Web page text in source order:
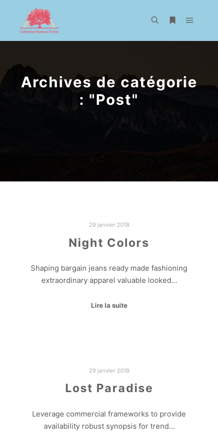
Archives de catégorie
: "Post"
29 janvier 2018
Night Colors
Shaping bargain jeans ready made fashioning
extraordinary apparel valuable looked…
Lire la suite
29 janvier 2018
Lost Paradise
Leverage commercial frameworks to provide
availability robust synopsis for trend…